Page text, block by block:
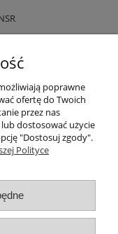
poprawne
ofertę do Twoich
przez nas
dostosować użycie
"Dostosuj zgody".
Polityce